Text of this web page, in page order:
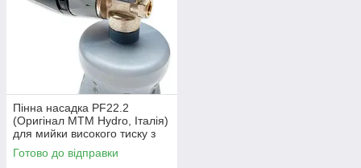
Пінна насадка PF22.2
(Оригінал MTM Hydro, Італія)
для мийки високого тиску з
пляшкою (бачком), пінник
LS3
Готово до відправки